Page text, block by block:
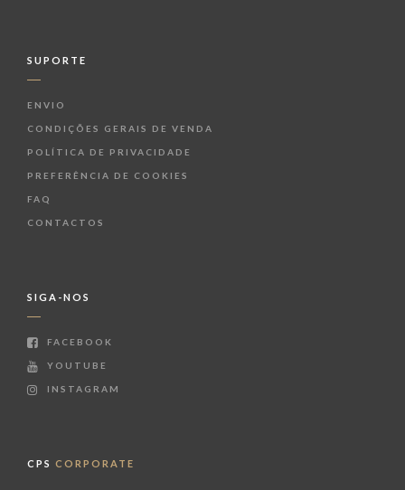
SUPORTE
ENVIO
CONDIÇÕES GERAIS DE VENDA
POLÍTICA DE PRIVACIDADE
PREFERÊNCIA DE COOKIES
FAQ
CONTACTOS
SIGA-NOS
FACEBOOK
YOUTUBE
INSTAGRAM
CPS CORPORATE